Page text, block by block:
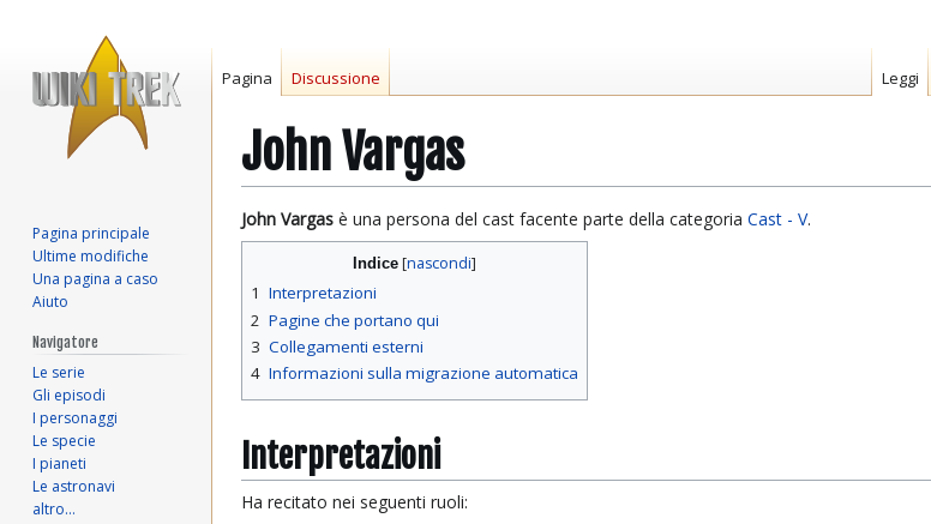
John Vargas
Vai
alla
Vai
alla
John Vargas è una persona del cast facente parte della categoria Cast - V.
Indice
1 Interpretazioni
2 Pagine che portano qui
3 Collegamenti esterni
4 Informazioni sulla migrazione automatica
Interpretazioni
Ha recitato nei seguenti ruoli:
Pagina Discussione Leggi
Pagina principale
Ultime modifiche
Una pagina a caso
Aiuto
Navigatore
Le serie
Gli episodi
I personaggi
Le specie
I pianeti
Le astronavi
altro…